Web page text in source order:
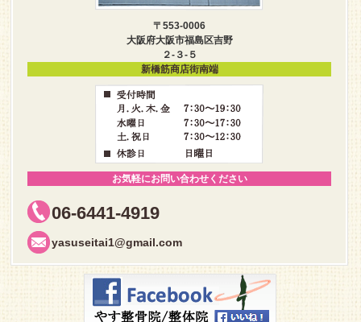
〒553-0006
大阪府大阪市福島区吉野
２-３-５
新橋筋商店街南端
お気軽にお問い合わせください
06-6441-4919
yasuseitai1@gmail.com